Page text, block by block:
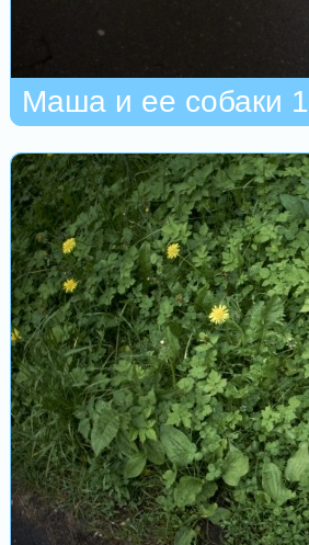
Маша и ее собаки 1